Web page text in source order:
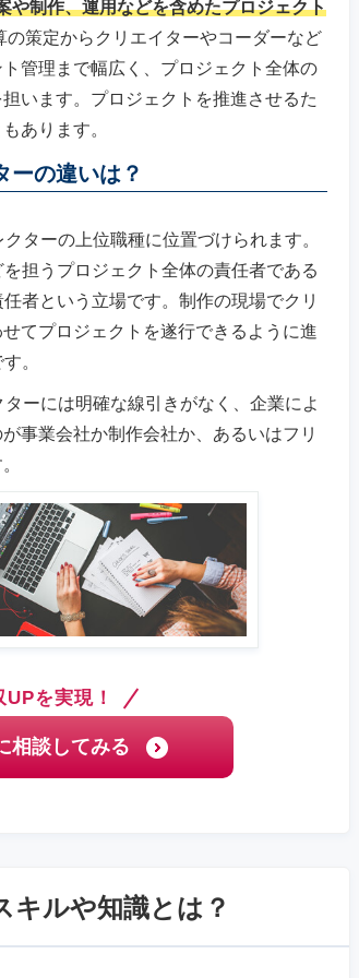
や制作、運用などを含めたプロジェクト
策定からクリエイターやコーダーなど
管理まで幅広く、プロジェクト全体の
います。プロジェクトを推進させるた
あります。
ーの違いは？
ターの上位職種に位置づけられます。
担うプロジェクト全体の責任者である
者という立場です。制作の現場でクリ
てプロジェクトを遂行できるように進
。
ーには明確な線引きがなく、企業によ
事業会社か制作会社か、あるいはフリ
を実現！
相談してみる
キルや知識とは？